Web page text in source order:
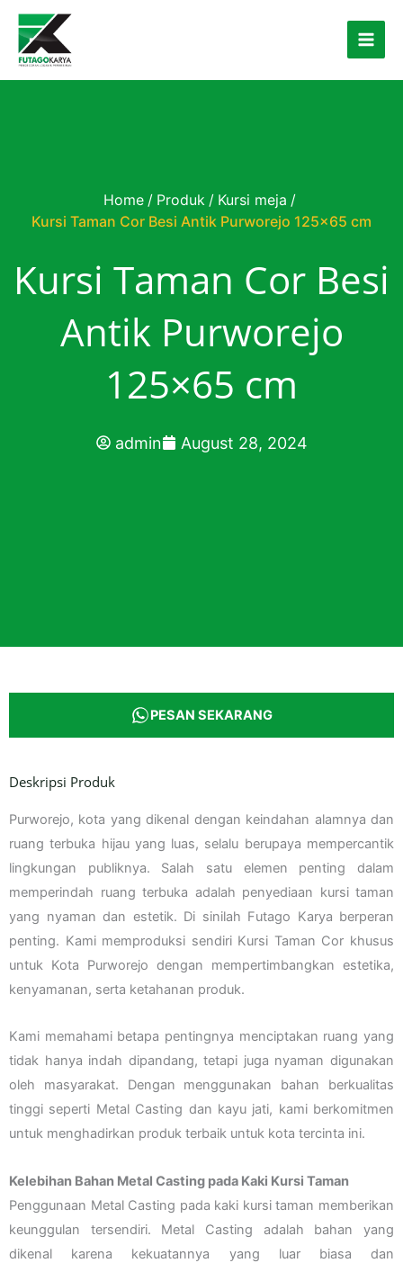
Skip to content
Home / Produk / Kursi meja /
Kursi Taman Cor Besi Antik Purworejo 125×65 cm
Kursi Taman Cor Besi
Antik Purworejo
125×65 cm
admin August 28, 2024
PESAN SEKARANG
Deskripsi Produk
Purworejo, kota yang dikenal dengan keindahan alamnya dan
ruang terbuka hijau yang luas, selalu berupaya mempercantik
lingkungan publiknya. Salah satu elemen penting dalam
memperindah ruang terbuka adalah penyediaan kursi taman
yang nyaman dan estetik. Di sinilah Futago Karya berperan
penting. Kami memproduksi sendiri Kursi Taman Cor khusus
untuk Kota Purworejo dengan mempertimbangkan estetika,
kenyamanan, serta ketahanan produk.
Kami memahami betapa pentingnya menciptakan ruang yang
tidak hanya indah dipandang, tetapi juga nyaman digunakan
oleh masyarakat. Dengan menggunakan bahan berkualitas
tinggi seperti Metal Casting dan kayu jati, kami berkomitmen
untuk menghadirkan produk terbaik untuk kota tercinta ini.
Kelebihan Bahan Metal Casting pada Kaki Kursi Taman
Penggunaan Metal Casting pada kaki kursi taman memberikan
keunggulan tersendiri. Metal Casting adalah bahan yang
dikenal karena kekuatannya yang luar biasa dan